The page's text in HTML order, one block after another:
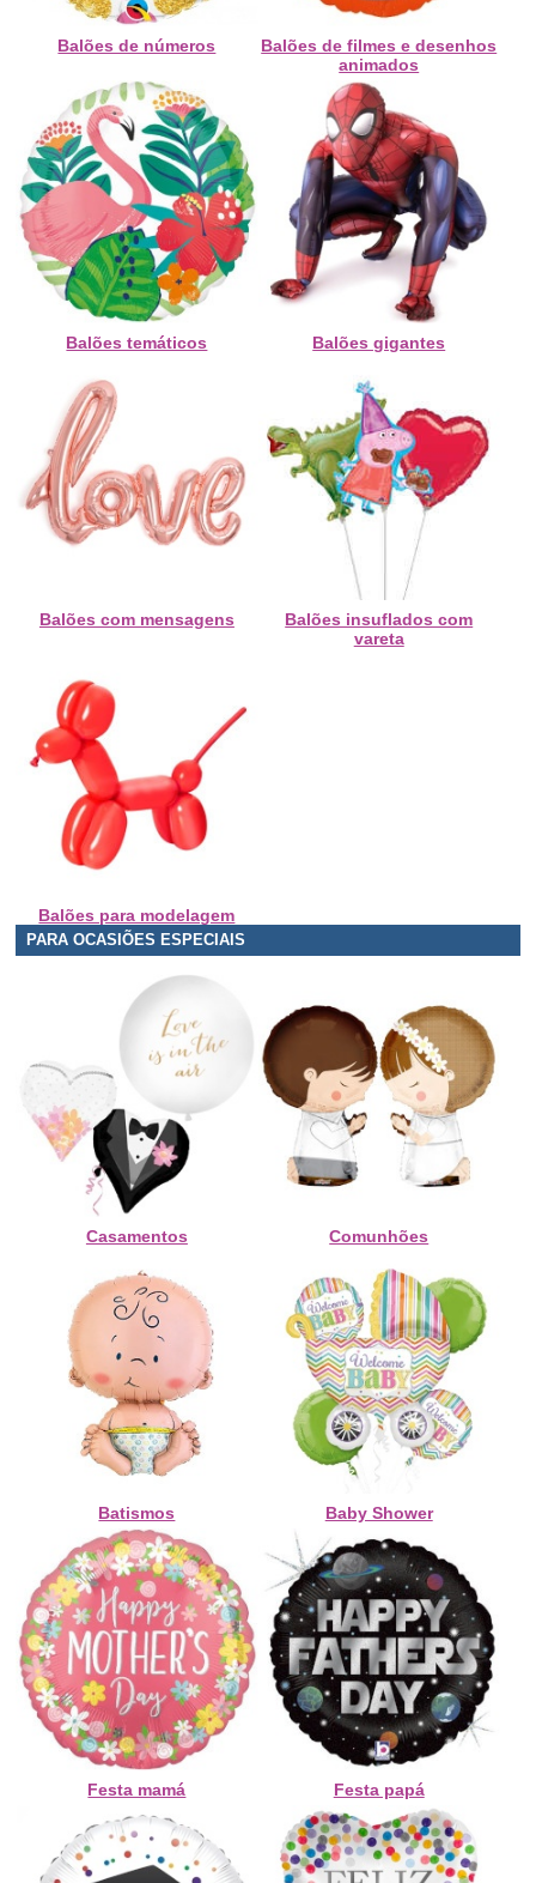
Balões de números
Balões de filmes e desenhos
animados
Balões temáticos Balões gigantes
Balões com mensagens
Balões insuflados com
vareta
Balões para modelagem
PARA OCASIÕES ESPECIAIS
Casamentos Comunhões
Batismos Baby Shower
Festa mamá Festa papá